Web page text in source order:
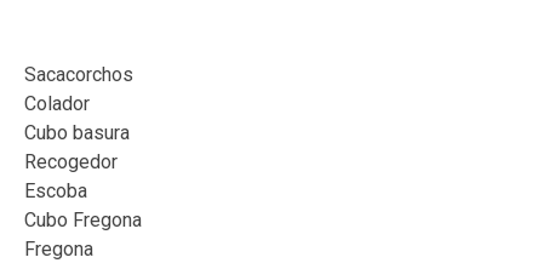
Sacacorchos
Colador
Cubo basura
Recogedor
Escoba
Cubo Fregona
Fregona